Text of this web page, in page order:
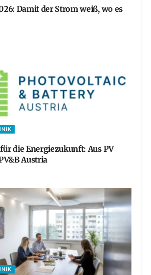
Damit der Strom weiß, wo es
die Energiezukunft: Aus PV
Austria